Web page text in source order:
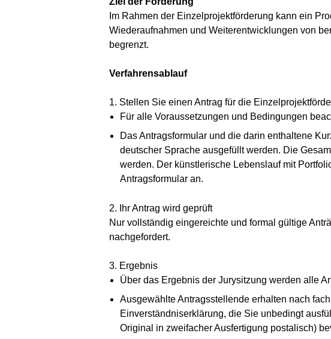
Im Rahmen der Einzelprojektförderung kann ein
Wiederaufnahmen und Weiterentwicklungen von
begrenzt.
Verfahrensablauf
1. Stellen Sie einen Antrag für die
Für alle Voraussetzungen und Bedingungen
Das Antragsformular und die darin enthaltene
deutscher Sprache ausgefüllt werden. Die
werden. Der künstlerische Lebenslauf mit
Antragsformular an.
2. Ihr Antrag wird geprüft
Nur vollständig eingereichte und formal gültige
nachgefordert.
3. Ergebnis
Über das Ergebnis der Jurysitzung werden alle
Ausgewählte Antragsstellende erhalten nach
Einverständniserklärung, die Sie unbedingt
Original in zweifacher Ausfertigung postalisch)